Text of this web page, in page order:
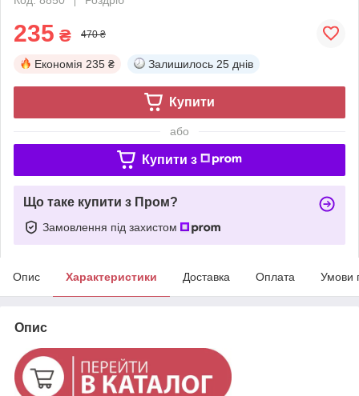
235 ₴ 470 ₴
Економія 235 ₴ Залишилось 25 днів
Купити
або
Купити з
Що таке купити з Пром?
Замовлення під захистом
Опис Характеристики Доставка Оплата Умови
Опис